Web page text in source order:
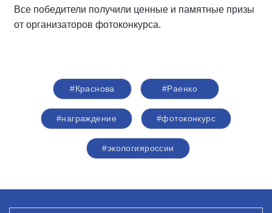
Все победители получили ценные и памятные призы
от организаторов фотоконкурса.
#Краснова #Раенко
#награждение #фотоконкурс
#экологияроссии